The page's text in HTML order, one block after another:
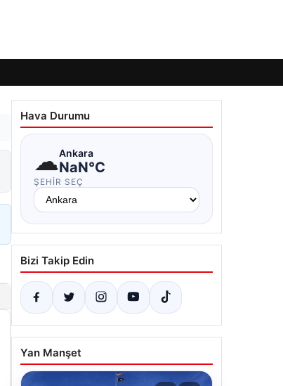
Hava Durumu
☁Ankara
NaN°C
ŞEHIR SEÇ
Bizi Takip Edin
Yan Manşet